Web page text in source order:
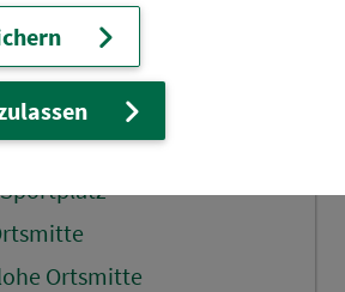
Brücke
Abzw. St 2208
Mitwitz)
(b. Küps) Nord
Ortsmitte